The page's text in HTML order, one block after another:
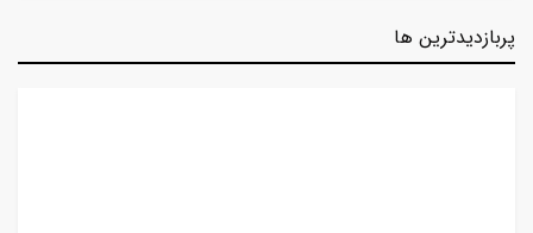
پربازدیدترین ها